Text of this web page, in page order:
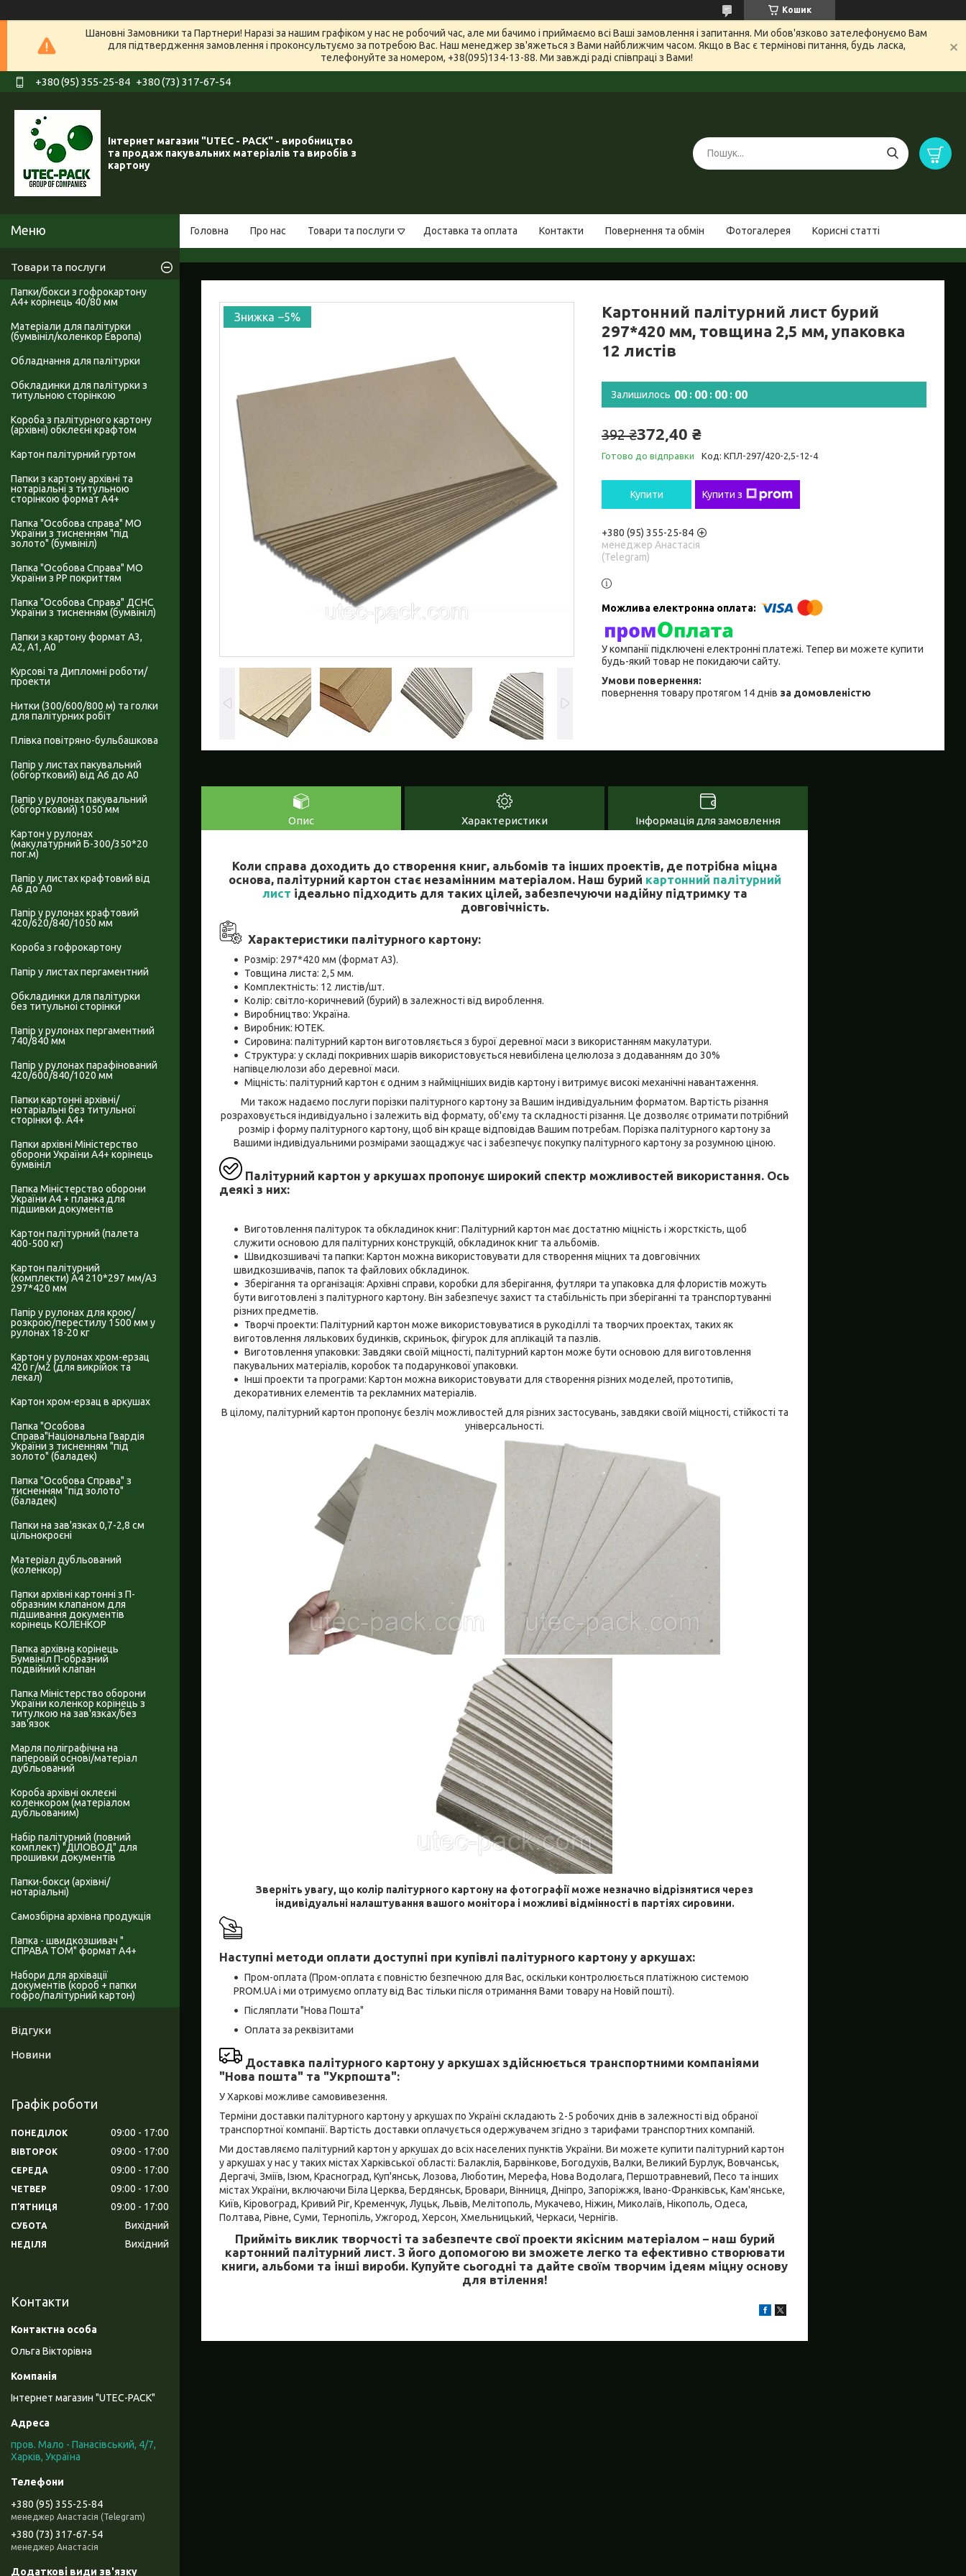
Кошик
Шановні Замовники та Партнери! Наразі за нашим графіком у нас не робочий час, але ми бачимо і приймаємо всі Ваші замовлення і запитання. Ми обов'язково зателефонуємо Вам
для підтвердження замовлення і проконсультуємо за потребою Вас. Наш менеджер зв'яжеться з Вами найближчим часом. Якщо в Вас є термінові питання, будь ласка,
телефонуйте за номером, +38(095)134-13-88. Ми завжді раді співпраці з Вами!
+380 (95) 355-25-84 +380 (73) 317-67-54
Інтернет магазин "UTEC - PACK" - виробництво
та продаж пакувальних матеріалів та виробів з
картону
Головна Про нас Товари та послуги Доставка та оплата Контакти Повернення та обмін Фотогалерея Корисні статті
–5%
Картонний палітурний лист бурий
297*420 мм, товщина 2,5 мм, упаковка
12 листів
Залишилось 00 00 00 00
392 ₴372,40 ₴
Готово до відправки Код: КПЛ-297/420-2,5-12-4
Купити Купити з
+380 (95) 355-25-84
менеджер Анастасія
(Telegram)
У компанії підключені електронні платежі. Тепер ви можете купити
будь-який товар не покидаючи сайту.
повернення товару протягом 14 днів за домовленістю
Опис Характеристики Інформація для замовлення
Коли справа доходить до створення книг, альбомів та інших проектів, де потрібна міцна
основа, палітурний картон стає незамінним матеріалом. Наш бурий картонний палітурний
лист ідеально підходить для таких цілей, забезпечуючи надійну підтримку та
довговічність.
Характеристики палітурного картону:
Розмір: 297*420 мм (формат А3).
Товщина листа: 2,5 мм.
Комплектність: 12 листів/шт.
Колір: світло-коричневий (бурий) в залежності від вироблення.
Виробництво: Україна.
Виробник: ЮТЕК.
Сировина: палітурний картон виготовляється з бурої деревної маси з використанням макулатури.
Структура: у складі покривних шарів використовується невибілена целюлоза з додаванням до 30%
напівцелюлози або деревної маси.
Міцність: палітурний картон є одним з найміцніших видів картону і витримує високі механічні навантаження.
Ми також надаємо послуги порізки палітурного картону за Вашим індивідуальним форматом. Вартість різання
розраховується індивідуально і залежить від формату, об'єму та складності різання. Це дозволяє отримати потрібний
розмір і форму палітурного картону, щоб він краще відповідав Вашим потребам. Порізка палітурного картону за
Вашими індивідуальними розмірами заощаджує час і забезпечує покупку палітурного картону за розумною ціною.
Палітурний картон у аркушах пропонує широкий спектр можливостей використання. Ось
деякі з них:
Виготовлення палітурок та обкладинок книг: Палітурний картон має достатню міцність і жорсткість, щоб
служити основою для палітурних конструкцій, обкладинок книг та альбомів.
Швидкозшивачі та папки: Картон можна використовувати для створення міцних та довговічних
швидкозшивачів, папок та файлових обкладинок.
Зберігання та організація: Архівні справи, коробки для зберігання, футляри та упаковка для флористів можуть
бути виготовлені з палітурного картону. Він забезпечує захист та стабільність при зберіганні та транспортуванні
різних предметів.
Творчі проекти: Палітурний картон може використовуватися в рукоділлі та творчих проектах, таких як
виготовлення лялькових будинків, скриньок, фігурок для аплікацій та пазлів.
Виготовлення упаковки: Завдяки своїй міцності, палітурний картон може бути основою для виготовлення
пакувальних матеріалів, коробок та подарункової упаковки.
Інші проекти та програми: Картон можна використовувати для створення різних моделей, прототипів,
декоративних елементів та рекламних матеріалів.
В цілому, палітурний картон пропонує безліч можливостей для різних застосувань, завдяки своїй міцності, стійкості та
універсальності.
Зверніть увагу, що колір палітурного картону на фотографії може незначно відрізнятися через
індивідуальні налаштування вашого монітора і можливі відмінності в партіях сировини.
Наступні методи оплати доступні при купівлі палітурного картону у аркушах:
Пром-оплата (Пром-оплата є повністю безпечною для Вас, оскільки контролюється платіжною системою
PROM.UA і ми отримуємо оплату від Вас тільки після отримання Вами товару на Новій пошті).
Післяплати "Нова Пошта"
Оплата за реквізитами
Доставка палітурного картону у аркушах здійснюється транспортними компаніями
"Нова пошта" та "Укрпошта":
У Харкові можливе самовивезення.
Терміни доставки палітурного картону у аркушах по Україні складають 2-5 робочих днів в залежності від обраної
транспортної компанії. Вартість доставки оплачується одержувачем згідно з тарифами транспортних компаній.
Ми доставляємо палітурний картон у аркушах до всіх населених пунктів України. Ви можете купити палітурний картон
у аркушах у нас у таких містах Харківської області: Балаклія, Барвінкове, Богодухів, Валки, Великий Бурлук, Вовчанськ,
Дергачі, Зміїв, Ізюм, Красноград, Куп'янськ, Лозова, Люботин, Мерефа, Нова Водолага, Першотравневий, Песо та інших
містах України, включаючи Біла Церква, Бердянськ, Бровари, Вінниця, Дніпро, Запоріжжя, Івано-Франківськ, Кам'янське,
Київ, Кіровоград, Кривий Ріг, Кременчук, Луцьк, Львів, Мелітополь, Мукачево, Ніжин, Миколаїв, Нікополь, Одеса,
Полтава, Рівне, Суми, Тернопіль, Ужгород, Херсон, Хмельницький, Черкаси, Чернігів.
Прийміть виклик творчості та забезпечте свої проекти якісним матеріалом – наш бурий
картонний палітурний лист. З його допомогою ви зможете легко та ефективно створювати
книги, альбоми та інші вироби. Купуйте сьогодні та дайте своїм творчим ідеям міцну основу
для втілення!
Товари та послуги
Папки/бокси з гофрокартону
А4+ корінець 40/80 мм
Матеріали для палітурки
(бумвініл/коленкор Европа)
Обладнання для палітурки
Обкладинки для палітурки з
титульною сторінкою
Короба з палітурного картону
(архівні) обклеєні крафтом
Картон палітурний гуртом
Папки з картону архівні та
нотаріальні з титульною
сторінкою формат А4+
Папка "Особова справа" МО
України з тисненням "під
золото" (бумвініл)
Папка "Особова Справа" МО
України з PP покриттям
Папка "Особова Справа" ДСНС
України з тисненням (бумвініл)
Папки з картону формат А3,
А2, А1, А0
Курсові та Дипломні роботи/
проекти
Нитки (300/600/800 м) та голки
для палітурних робіт
Плівка повітряно-бульбашкова
Папір у листах пакувальний
(обгортковий) від А6 до А0
Папір у рулонах пакувальний
(обгортковий) 1050 мм
Картон у рулонах
(макулатурний Б-300/350*20
пог.м)
Папір у листах крафтовий від
А6 до А0
Папір у рулонах крафтовий
420/620/840/1050 мм
Короба з гофрокартону
Папір у листах пергаментний
Обкладинки для палітурки
без титульноі сторінки
Папір у рулонах пергаментний
740/840 мм
Папір у рулонах парафінований
420/600/840/1020 мм
Папки картонні архівні/
нотаріальні без титульної
сторінки ф. А4+
Папки архівні Міністерство
оборони України А4+ корінець
бумвініл
Папка Міністерство оборони
України А4 + планка для
підшивки документів
Картон палітурний (палета
400-500 кг)
Картон палітурний
(комплекти) А4 210*297 мм/А3
297*420 мм
Папір у рулонах для крою/
розкрою/перестилу 1500 мм у
рулонах 18-20 кг
Картон у рулонах хром-ерзац
420 г/м2 (для викрійок та
лекал)
Картон хром-ерзац в аркушах
Папка "Особова
Справа"Національна Гвардія
України з тисненням "під
золото" (баладек)
Папка "Особова Справа" з
тисненням "під золото"
(баладек)
Папки на зав'язках 0,7-2,8 см
цільнокроєні
Матеріал дубльований
(коленкор)
Папки архівні картонні з П-
образним клапаном для
підшивання документів
корінець КОЛЕНКОР
Папка архівна корінець
Бумвініл П-образний
подвійний клапан
Папка Міністерство оборони
України коленкор корінець з
титулкою на зав'язках/без
зав'язок
Марля поліграфічна на
паперовій основі/матеріал
дубльований
Короба архівні оклеєні
коленкором (матеріалом
дубльованим)
Набір палітурний (повний
комплект) "ДІЛОВОД" для
прошивки документів
Папки-бокси (архівні/
нотаріальні)
Самозбірна архівна продукція
Папка - швидкозшивач "
СПРАВА ТОМ" формат А4+
Набори для архівації
документів (короб + папки
гофро/палітурний картон)
Відгуки
Новини
Графік роботи
ПОНЕДІЛОК 09:00 17:00
ВІВТОРОК 09:00 17:00
СЕРЕДА 09:00 17:00
ЧЕТВЕР 09:00 17:00
ПʼЯТНИЦЯ 09:00 17:00
СУБОТА Вихідний
НЕДІЛЯ Вихідний
Контакти
Ольга Вікторівна
Інтернет магазин "UTEC-PACK"
пров. Мало - Панасівський, 4/7,
Харків, Україна
+380 (95) 355-25-84
менеджер Анастасія (Telegram)
+380 (73) 317-67-54
менеджер Анастасія